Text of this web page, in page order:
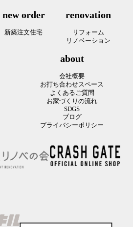
new order
新築注文住宅
renovation
リフォーム
リノベーション
about
会社概要
お打ち合わせスペース
よくあるご質問
お家づくりの流れ
SDGS
ブログ
プライバシーポリシー